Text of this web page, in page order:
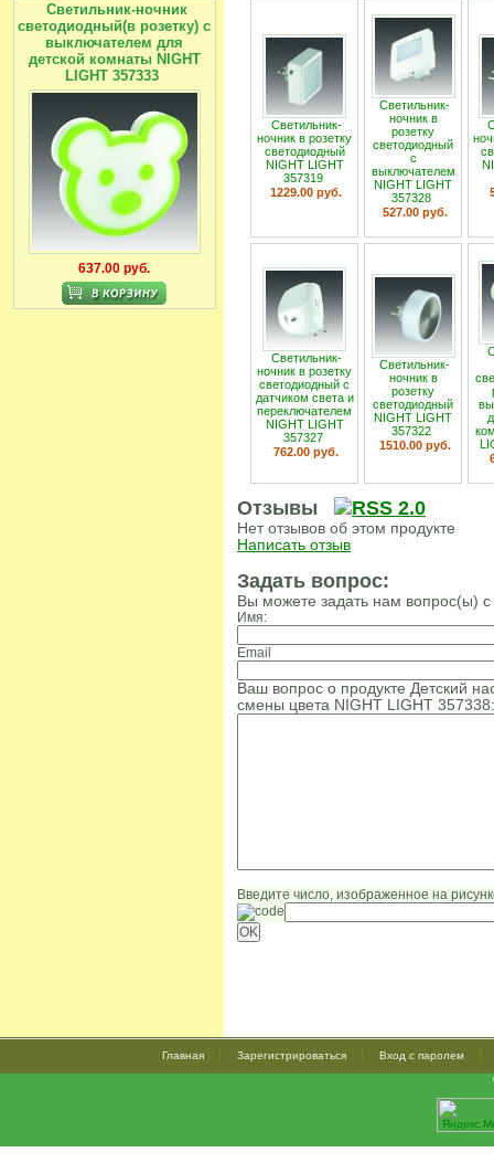
Светильник-ночник
светодиодный(в розетку) с
выключателем для
детской комнаты NIGHT
LIGHT 357333
637.00 руб.
Светильник-
ночник в розетку
светодиодный
NIGHT LIGHT
357319
1229.00 руб.
Светильник-
ночник в
розетку
светодиодный
с
выключателем
NIGHT LIGHT
357328
527.00 руб.
Светильник-
ночник в розетку
светодиодный с
датчиком света и
переключателем
NIGHT LIGHT
357327
762.00 руб.
Светильник-
ночник в
розетку
светодиодный
NIGHT LIGHT
357322
1510.00 руб.
Отзывы
Нет отзывов об этом продукте
Написать отзыв
Задать вопрос:
Вы можете задать нам
Имя:
Email
Ваш вопрос о продукте Детский
смены цвета NIGHT LIGHT 357338:
Введите число, изображенное на
Главная Зарегистрироваться
Вход с паролем